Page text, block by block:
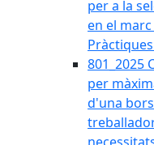
per a la
en el marc
801_2025
per
d'una